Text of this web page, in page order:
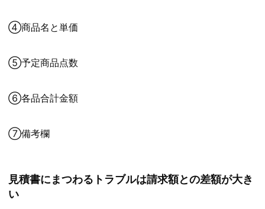
④商品名と単価
⑤予定商品点数
⑥各品合計金額
⑦備考欄
見積書にまつわるトラブルは請求額との差額が大き
い